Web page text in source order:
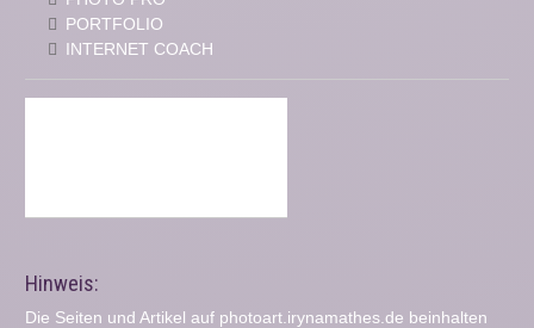
PORTFOLIO
INTERNET COACH
Hinweis:
Die Seiten und Artikel auf photoart.irynamathes.de beinhalten